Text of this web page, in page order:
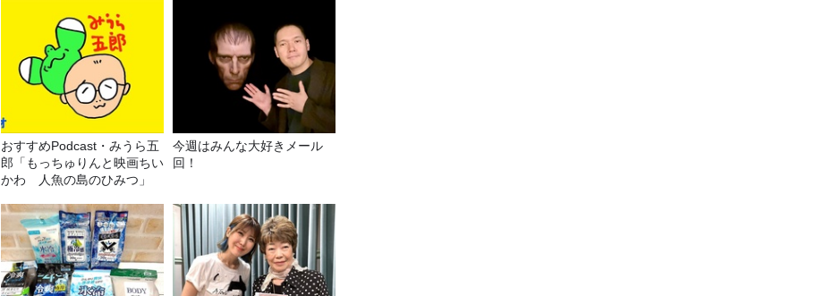
おすすめPodcast・みうら五
郎「もっちゅりんと映画ちい
かわ 人魚の島のひみつ」
今週はみんな大好きメール
回！